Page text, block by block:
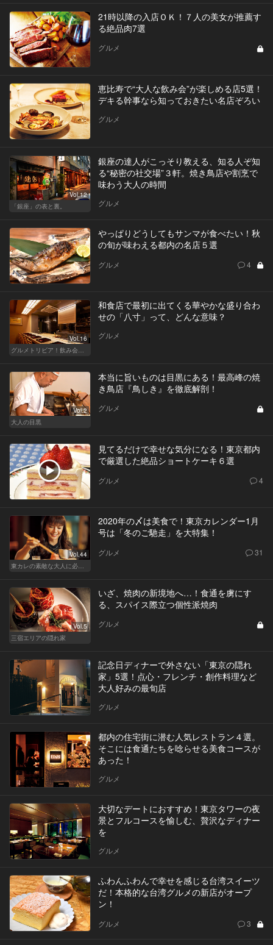
21時以降の入店ＯＫ！７人の美女が推薦す
る絶品肉7選
グルメ
恵比寿で“大人な飲み会”が楽しめる店5選！
デキる幹事なら知っておきたい名店ぞろい
グルメ
Vol.12
「銀座」の表と裏。
銀座の達人がこっそり教える、知る人ぞ知
る“秘密の社交場”３軒。焼き鳥店や割烹で
味わう大人の時間
グルメ
やっぱりどうしてもサンマが食べたい！秋
の旬が味わえる都内の名店５選
グルメ 4
Vol.16
和食店で最初に出てくる華やかな盛り合わ
せの「八寸」って、どんな意味？
グルメ
Vol.2
大人の目黒
本当に旨いものは目黒にある！最高峰の焼
き鳥店『鳥しき』を徹底解剖！
グルメ
見てるだけで幸せな気分になる！東京都内
で厳選した絶品ショートケーキ６選
グルメ 4
Vol.44
2020年の〆は美食で！東京カレンダー1月
号は「冬のご馳走」を大特集！
グルメ 31
Vol.5
三宿エリアの隠れ家
いざ、焼肉の新境地へ…！食通を虜にす
る、スパイス際立つ個性派焼肉
グルメ
記念日ディナーで外さない「東京の隠れ
家」5選！点心・フレンチ・創作料理など
大人好みの最旬店
グルメ
都内の住宅街に潜む人気レストラン４選。
そこには食通たちを唸らせる美食コースが
あった！
グルメ
大切なデートにおすすめ！東京タワーの夜
景とフルコースを愉しむ、贅沢なディナー
を
グルメ
ふわんふわんで幸せを感じる台湾スイーツ
だ！本格的な台湾グルメの新店がオープ
ン！
グルメ 3